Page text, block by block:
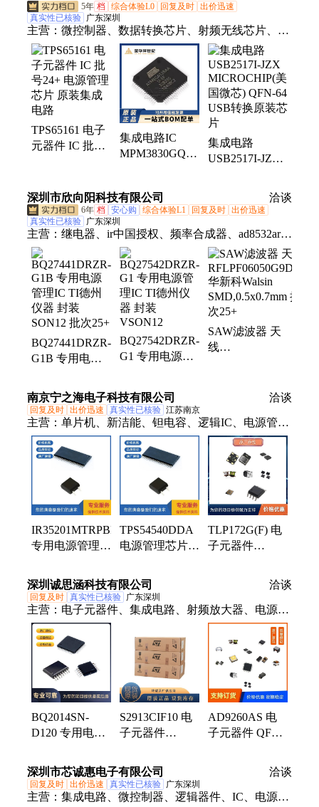
5年 档 综合体验L0 回复及时 出价迅速
真实性已核验 广东深圳
主营： 微控制器、数据转换芯片、射频无线芯片、IC
集成电路、贴片电容电阻、滤波器 振荡器、传感器、
继电器
TPS65161 电子
元器件 IC 批号
路
集成电路IC
MPM3830GQV-
QFN20 电源管
理IC芯片
集成电路
USB2517I-JZX
国微芯) QFN-64
USB转换原装芯
深圳市欣向阳科技有限公司 洽谈
6年 档 安心购 综合体验L1 回复及时 出价迅速
真实性已核验 广东深圳
主营： 继电器、ir中国授权、频率合成器、ad8532ar放
大器、ad828arz放大器、ad829jrz放大器、ad818arz放
大器、ad8031arz放大器、ad8058arz放大器、
ad8532arz放大器、ad8001arz放大器、ad8307arz放大
器、ad8651armz放大器、ad8099ardz放大器、
ad8534aruz放大器、ad706jr通用运放、op42gsz精密运
放、op90gpz通用运放、ad8417brmz放大器、op07csz
精密运放、ad712jrz精密运放、hmc326ms8ge放大器、
BQ27441DRZR-
G1B 专用电源
仪器 封装
SON12 批次25+
BQ27542DRZR-
G1 专用电源管
VSON12
SAW滤波器 天
线
SMD,0.5x0.7mm
南京宁之海电子科技有限公司 洽谈
回复及时 出价迅速 真实性已核验 江苏南京
主营： 单片机、新洁能、钽电容、逻辑IC、电源管理
芯片、utc(友顺、整流二极管、光隔离器、集成电
路、处理器、微控制器、接口驱动芯片、模数转换
器、模块、保险丝、通用放大器、功率继电器、可编
程逻辑器、开关稳压器、连接器、传感器、储存器、
三极管、驱动器
IR35201MTRPBF
专用电源管理IC
封装QFN-56 批
次22+2
TPS54540DDA
电源管理芯片
装SO-8_EP 批
次22+1
TLP172G(F) 电
子元器件
4_P2.54 批次
22+2
深圳诚思涵科技有限公司 洽谈
回复及时 真实性已核验 广东深圳
主营： 电子元器件、集成电路、射频放大器、电源管
理芯片、微控制器、场效应管、运算放大器、数模转
换器、TI、ADI、连接器
BQ2014SN-
D120 专用电源
封装SOP8 批号
19+
S2913CIF10 电
子元器件
册 资料 PDF 规
格书
AD9260AS 电
子元器件 QFP
深圳市芯诚惠电子有限公司 洽谈
回复及时 出价迅速 真实性已核验 广东深圳
主营： 集成电路、微控制器、逻辑器件、IC、电源管